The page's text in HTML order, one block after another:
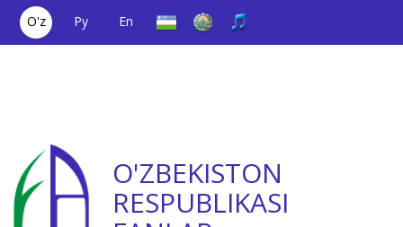
O'z Ру
En
O'ZBEKISTON
RESPUBLIKASI